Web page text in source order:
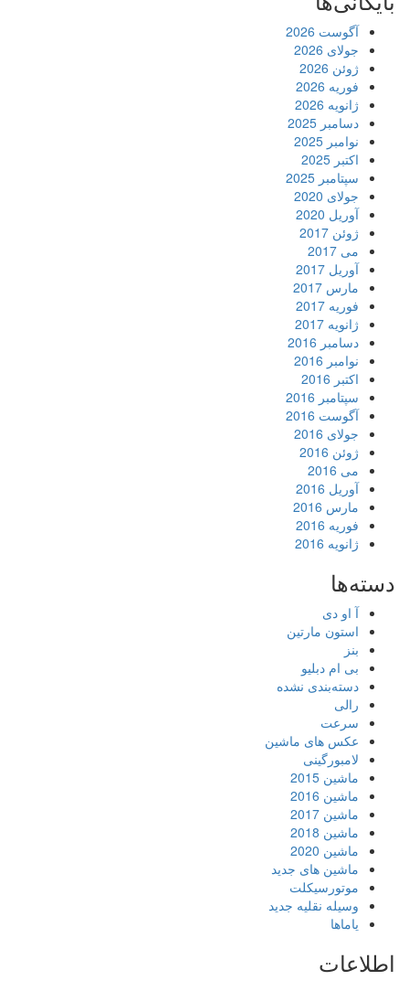
آگوست 2026
جولای 2026
ژوئن 2026
فوریه 2026
ژانویه 2026
دسامبر 2025
نوامبر 2025
اکتبر 2025
سپتامبر 2025
جولای 2020
آوریل 2020
ژوئن 2017
می 2017
آوریل 2017
مارس 2017
فوریه 2017
ژانویه 2017
دسامبر 2016
نوامبر 2016
اکتبر 2016
سپتامبر 2016
آگوست 2016
جولای 2016
ژوئن 2016
می 2016
آوریل 2016
مارس 2016
فوریه 2016
ژانویه 2016
دسته‌ها
آ او دی
استون مارتین
بنز
بی ام دبلیو
دسته‌بندی نشده
رالی
سرعت
عکس های ماشین
لامبورگینی
ماشین 2015
ماشین 2016
ماشین 2017
ماشین 2018
ماشین 2020
ماشین های جدید
موتورسیکلت
وسیله نقلیه جدید
یاماها
اطلاعات